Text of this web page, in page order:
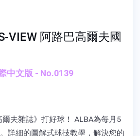
VIEW 阿路巴高爾夫國
中文版 - No.0139
夫雜誌》打好球！ ALBA為每月5
詳細的圖解式球技教學，解決您的